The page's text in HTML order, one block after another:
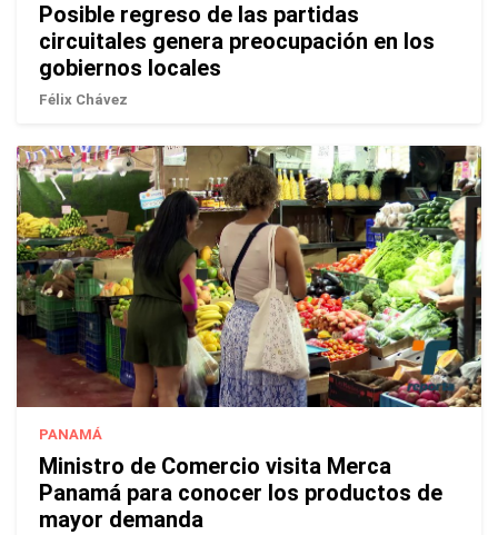
Posible regreso de las partidas
circuitales genera preocupación en los
gobiernos locales
Félix Chávez
PANAMÁ
Ministro de Comercio visita Merca
Panamá para conocer los productos de
mayor demanda